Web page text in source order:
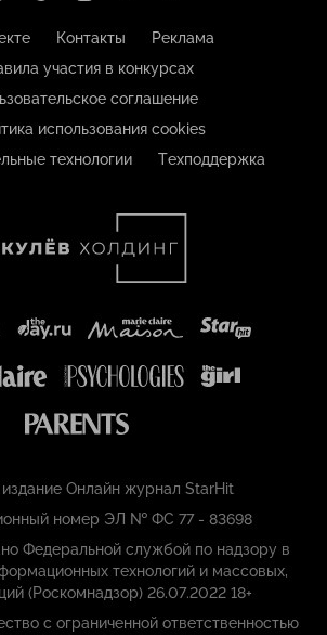
Контакты
Реклама
участия в конкурсах
соглашение
использования cookies
технологии
Техподдержка
Онлайн журнал StarHit
номер ЭЛ № ФС 77 - 83698
Федеральной службой по надзору в
технологий и массовых,
(Роскомнадзор) 26.07.2022 18+
с ограниченной ответственностью